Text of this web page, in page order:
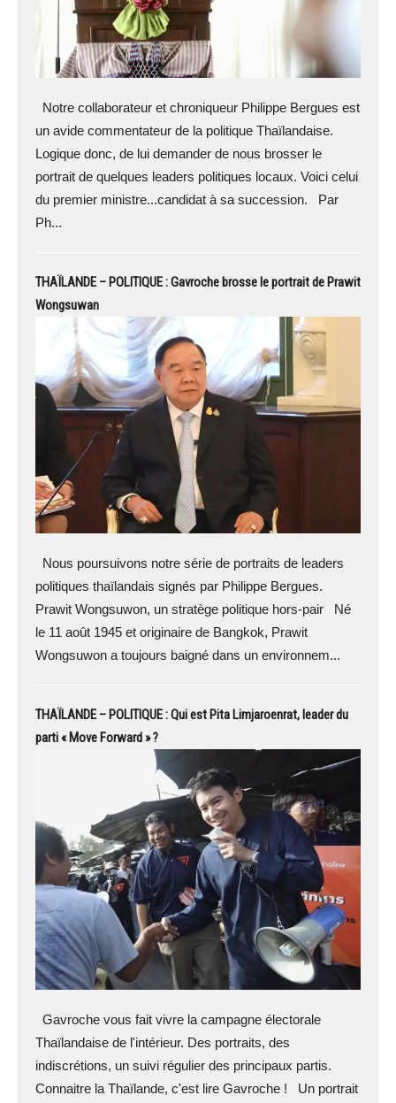
Notre collaborateur et chroniqueur Philippe Bergues est
un avide commentateur de la politique Thaïlandaise.
Logique donc, de lui demander de nous brosser le
portrait de quelques leaders politiques locaux. Voici celui
du premier ministre...candidat à sa succession. Par
Ph...
THAÏLANDE – POLITIQUE : Gavroche brosse le portrait de Prawit
Wongsuwan
Nous poursuivons notre série de portraits de leaders
politiques thaïlandais signés par Philippe Bergues.
Prawit Wongsuwon, un stratège politique hors-pair Né
le 11 août 1945 et originaire de Bangkok, Prawit
Wongsuwon a toujours baigné dans un environnem...
THAÏLANDE – POLITIQUE : Qui est Pita Limjaroenrat, leader du
parti « Move Forward » ?
Gavroche vous fait vivre la campagne électorale
Thaïlandaise de l'intérieur. Des portraits, des
indiscrétions, un suivi régulier des principaux partis.
Connaitre la Thaïlande, c'est lire Gavroche ! Un portrait